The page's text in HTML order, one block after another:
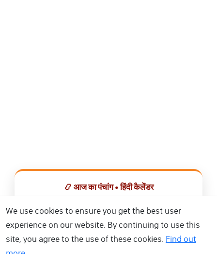
📿 आज का पंचांग • हिंदी कैलेंडर
📅 हिंदी कैलेंडर ऐप डाउनलोड करें
We use cookies to ensure you get the best user
experience on our website. By continuing to use this
site, you agree to the use of these cookies. Find out